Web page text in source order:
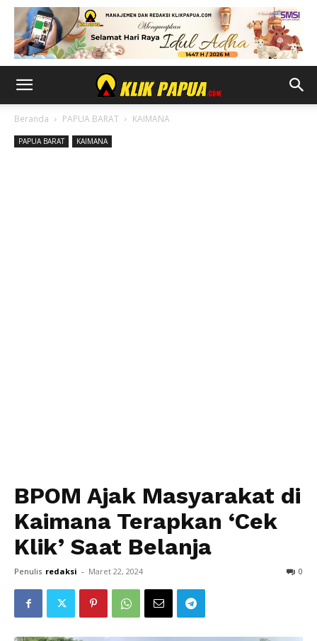
Beranda PAPUA BARAT KAIMANA
PAPUA BARAT KAIMANA
BPOM Ajak Masyarakat di
Kaimana Terapkan ‘Cek
Klik’ Saat Belanja
Penulis redaksi - Maret 22, 2024 0